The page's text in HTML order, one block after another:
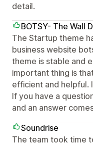
detail.
BOTSY- The Wall
The Startup theme
business website
theme is stable and
important thing is
efficient and helpful.
If you have a
and an answer
Soundrise
The team took time